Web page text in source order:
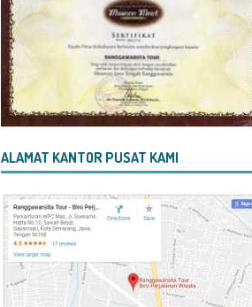
ALAMAT KANTOR PUSAT KAMI